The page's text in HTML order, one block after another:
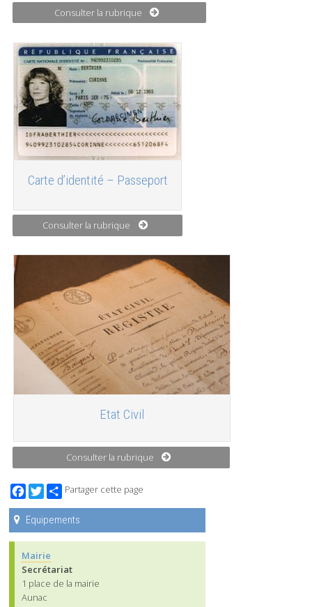
Consulter la rubrique
Carte d’identité – Passeport
Consulter la rubrique
Etat Civil
Consulter la rubrique
Facebook
TwitterPartager cette page
Equipements
Mairie
Secrétariat
1 place de la mairie
Aunac